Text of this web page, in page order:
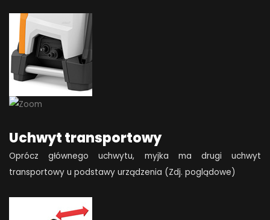
Uchwyt transportowy
Oprócz głównego uchwytu, myjka ma drugi uchwyt
transportowy u podstawy urządzenia (Zdj. poglądowe)